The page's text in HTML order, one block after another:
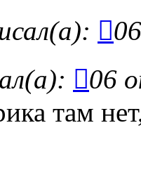
06
там